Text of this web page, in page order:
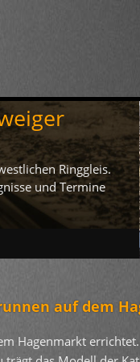
Ringgleis.
und Termine
auf dem
Hagenmarkt